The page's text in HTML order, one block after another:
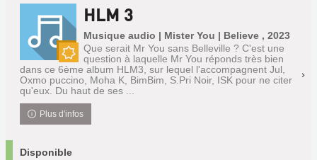
Nouveauté
HLM 3
Musique audio | Mister You | Believe , 2023
Que serait Mr You sans Belleville ? C'est une
question à laquelle Mr You réponds très bien
dans ce 6ème album HLM3, sur lequel l'accompagnent Jul,
Oxmo puccino, Moha K, BimBim, S.Pri Noir, ISK pour ne citer
qu'eux. Du haut de ses ...
Plus d'infos
Disponible